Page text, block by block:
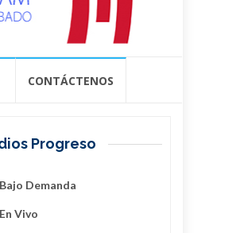
CONTÁCTENOS
Progreso
Demanda
Vivo